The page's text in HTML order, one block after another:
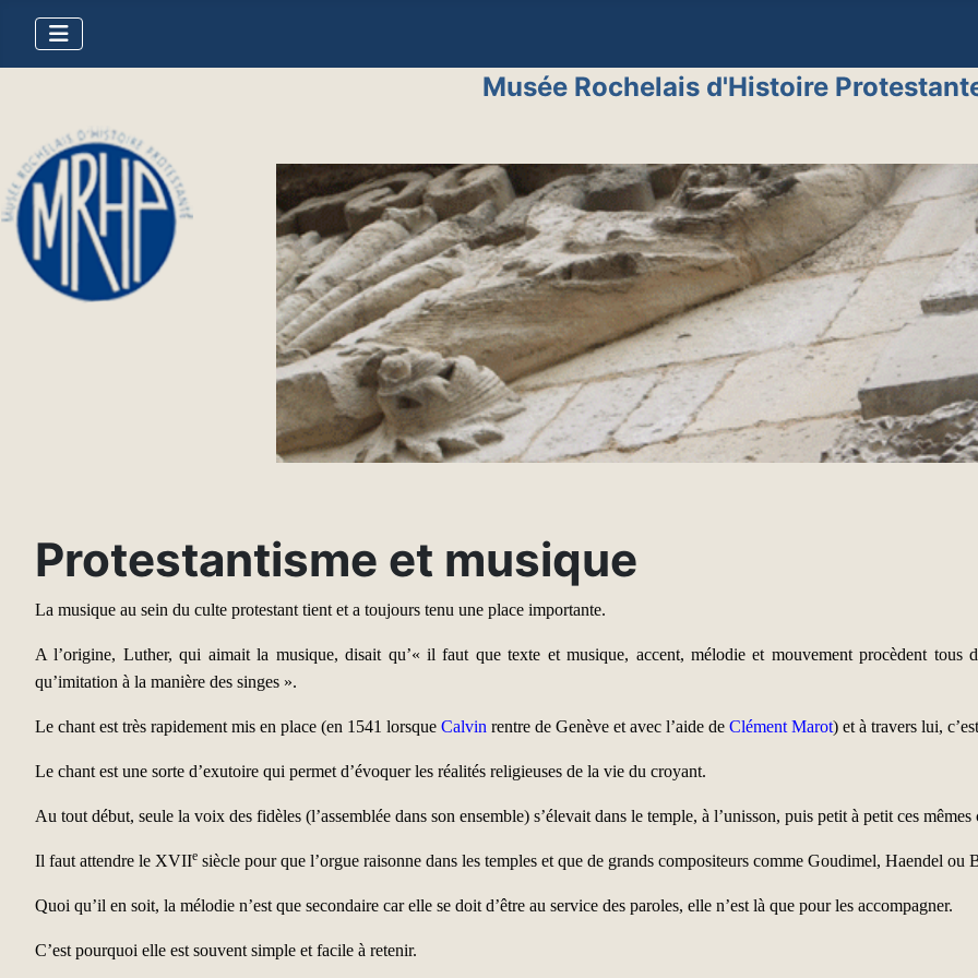
Musée Rochelais d'Histoire
Protestantisme et musique
La musique au sein du culte protestant tient et a toujours tenu une place importante.
A l’origine, Luther, qui aimait la musique, disait qu’« il faut que texte et musique, accent, mélodie et mouvement procèdent tous
qu’imitation à la manière des singes ».
Le chant est très rapidement mis en place (en 1541 lorsque Calvin rentre de Genève et avec l’aide de Clément Marot) et à travers lui,
Le chant est une sorte d’exutoire qui permet d’évoquer les réalités religieuses de la vie du croyant.
Au tout début, seule la voix des fidèles (l’assemblée dans son ensemble) s’élevait dans le temple, à l’unisson, puis petit à petit ces
Il faut attendre le XVIIe siècle pour que l’orgue raisonne dans les temples et que de grands compositeurs comme Goudimel, Haendel ou
Quoi qu’il en soit, la mélodie n’est que secondaire car elle se doit d’être au service des paroles, elle n’est là que pour les accompagner.
C’est pourquoi elle est souvent simple et facile à retenir.